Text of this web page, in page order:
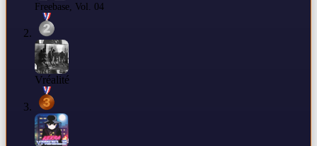
Freebase, Vol. 04
Vréalité